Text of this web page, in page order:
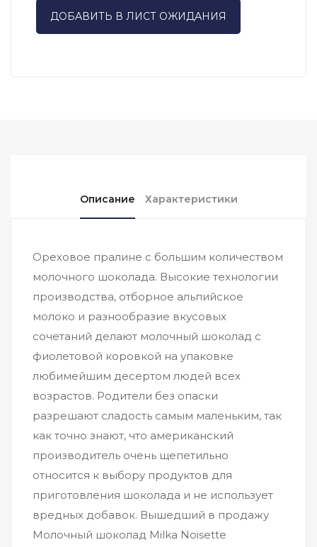
ДОБАВИТЬ В ЛИСТ ОЖИДАНИЯ
Описание Характеристики
Ореховое пралине с большим количеством
молочного шоколада. Высокие технологии
производства, отборное альпийское
молоко и разнообразие вкусовых
сочетаний делают молочный шоколад с
фиолетовой коровкой на упаковке
любимейшим десертом людей всех
возрастов. Родители без опаски
разрешают сладость самым маленьким, так
как точно знают, что американский
производитель очень щепетильно
относится к выбору продуктов для
приготовления шоколада и не использует
вредных добавок. Вышедший в продажу
Молочный шоколад Milka Noisette